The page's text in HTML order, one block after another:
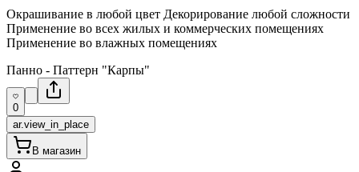
Окрашивание в любой цвет Декорирование любой сложности
Применение во всех жилых и коммерческих помещениях
Применение во влажных помещениях
Панно - Паттерн "Карпы"
0
ar.view_in_place
В магазин